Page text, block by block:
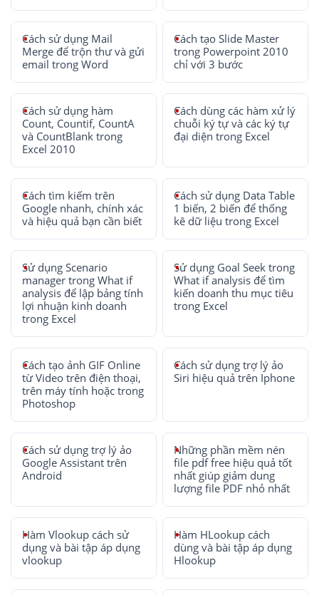
Cách sử dụng Mail
Merge để trộn thư và gửi
email trong Word
Cách tạo Slide Master
trong Powerpoint 2010
chỉ với 3 bước
Cách sử dụng hàm
Count, Countif, CountA
và CountBlank trong
Excel 2010
Cách dùng các hàm xử lý
chuỗi ký tự và các ký tự
đại diện trong Excel
Cách tìm kiếm trên
Google nhanh, chính xác
và hiệu quả bạn cần biết
Cách sử dụng Data Table
1 biến, 2 biến để thống
kê dữ liệu trong Excel
Sử dụng Scenario
manager trong What if
analysis để lập bảng tính
lợi nhuận kinh doanh
trong Excel
Sử dụng Goal Seek trong
What if analysis để tìm
kiến doanh thu mục tiêu
trong Excel
Cách tạo ảnh GIF Online
từ Video trên điện thoại,
trên máy tính hoặc trong
Photoshop
Cách sử dụng trợ lý ảo
Siri hiệu quả trên Iphone
Cách sử dụng trợ lý ảo
Google Assistant trên
Android
Những phần mềm nén
file pdf free hiệu quả tốt
nhất giúp giảm dung
lượng file PDF nhỏ nhất
Hàm Vlookup cách sử
dụng và bài tập áp dụng
vlookup
Hàm HLookup cách
dùng và bài tập áp dụng
Hlookup